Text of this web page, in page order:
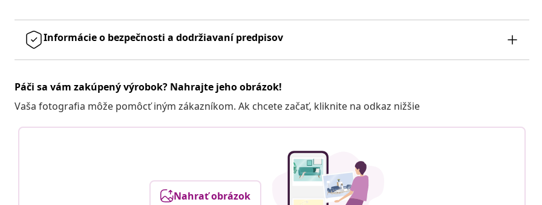
Informácie o bezpečnosti a dodržiavaní predpisov
Páči sa vám zakúpený výrobok? Nahrajte jeho obrázok!
Vaša fotografia môže pomôcť iným zákazníkom. Ak chcete začať, kliknite na odkaz nižšie
Nahrať obrázok